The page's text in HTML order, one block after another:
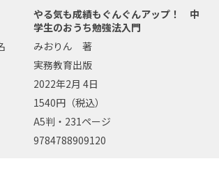
やる気も成績もぐんぐんアップ！ 中
学生のおうち勉強法入門
みおりん 著
実務教育出版
2022年2月 4日
1540円（税込）
A5判・231ページ
9784788909120